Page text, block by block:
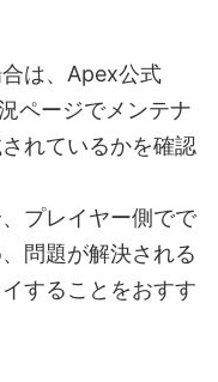
は、Apex公式
ページでメンテナ
れているかを確認
プレイヤー側でで
問題が解決される
することをおすす